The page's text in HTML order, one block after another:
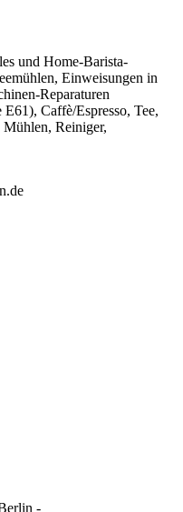
und Home-Barista-
Einweisungen in
Reparaturen
Caffè/Espresso, Tee,
Reiniger,
-